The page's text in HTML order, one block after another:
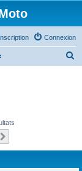
Connexion